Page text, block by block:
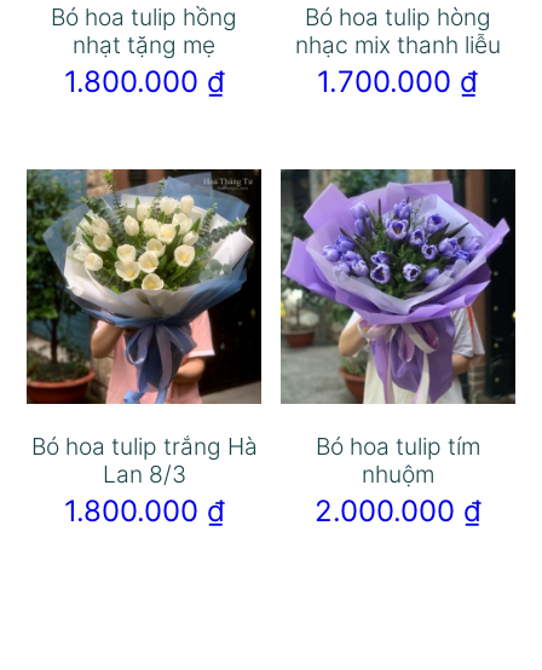
Bó hoa tulip hồng
nhạt tặng mẹ
1.800.000 ₫
Bó hoa tulip hòng
nhạc mix thanh liễu
1.700.000 ₫
Bó hoa tulip trắng Hà
Lan 8/3
1.800.000 ₫
Bó hoa tulip tím
nhuộm
2.000.000 ₫